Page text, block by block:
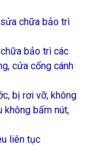
chữa bảo trì
bảo trì các
cửa cổng cánh
bị rơi vỡ, không
không bấm nút,
liên tục